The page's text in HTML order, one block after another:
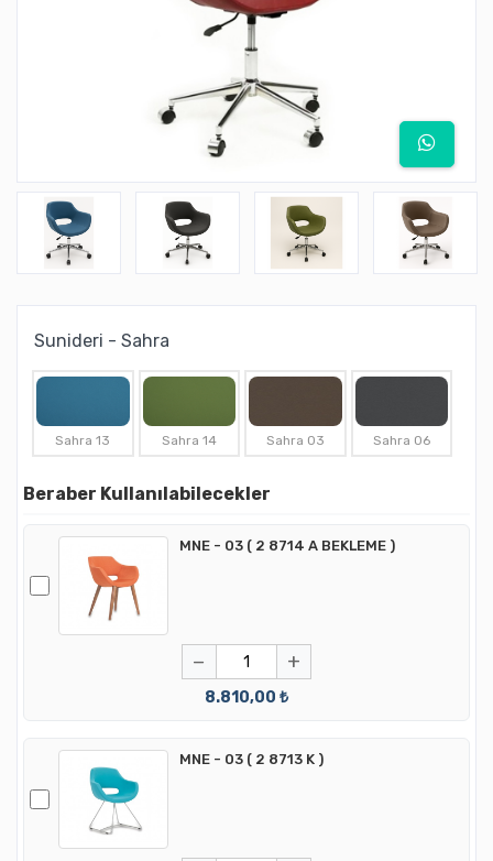
Sunideri - Sahra
Sahra 13 Sahra 14 Sahra 03 Sahra 06
Beraber Kullanılabilecekler
MNE - 03 ( 2 8714 A BEKLEME )
− +
8.810,00 ₺
MNE - 03 ( 2 8713 K )